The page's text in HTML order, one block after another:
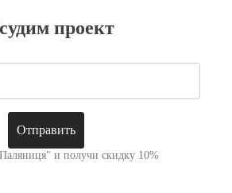
проект
и получи скидку 10%